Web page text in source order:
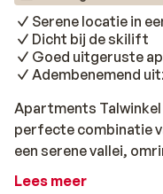
Serene locatie in
Dicht bij de skilift
Goed uitgeruste
Adembenemend
Apartments
perfecte combinatie
een serene vallei,
vind je hier een ideale
Lees meer